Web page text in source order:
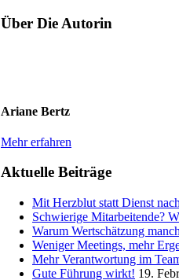
Über Die Autorin
Ariane Bertz
Mehr erfahren
Aktuelle Beiträge
Mit Herzblut statt Dienst
Schwierige Mitarbeitende?
Warum Wertschätzung
Weniger Meetings, mehr
Mehr Verantwortung im
Gute Führung wirkt! 19.